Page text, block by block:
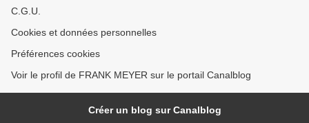
C.G.U.
Cookies et données personnelles
Préférences cookies
Voir le profil de FRANK MEYER sur le portail Canalblog
Créer un blog sur Canalblog